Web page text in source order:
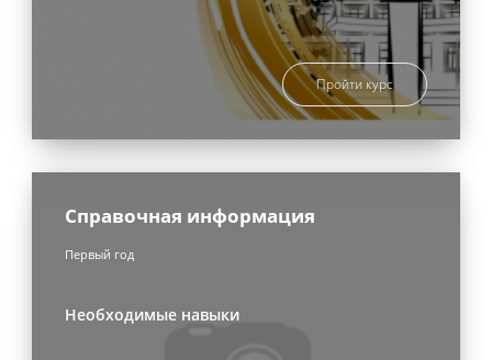
Пройти курс
Справочная информация
Первый год
Необходимые навыки